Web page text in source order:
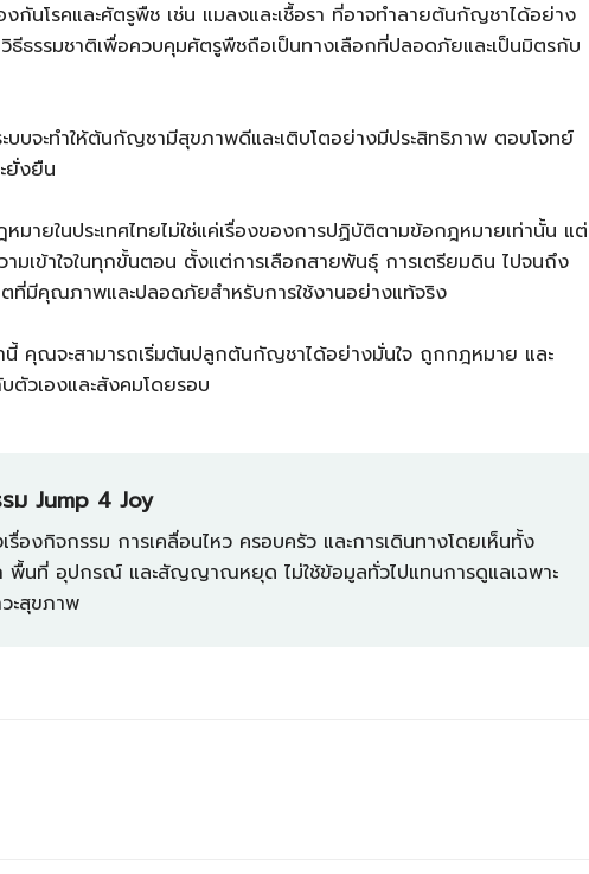
กันโรคและศัตรูพืช เช่น แมลงและเชื้อรา ที่อาจทำลายต้นกัญชาได้อย่าง
วิธีธรรมชาติเพื่อควบคุมศัตรูพืชถือเป็นทางเลือกที่ปลอดภัยและเป็นมิตรกับ
บบจะทำให้ต้นกัญชามีสุขภาพดีและเติบโตอย่างมีประสิทธิภาพ ตอบโจทย์
ยั่งยืน
ายในประเทศไทยไม่ใช่แค่เรื่องของการปฏิบัติตามข้อกฎหมายเท่านั้น แต่
มเข้าใจในทุกขั้นตอน ตั้งแต่การเลือกสายพันธุ์ การเตรียมดิน ไปจนถึง
ที่มีคุณภาพและปลอดภัยสำหรับการใช้งานอย่างแท้จริง
านี้ คุณจะสามารถเริ่มต้นปลูกต้นกัญชาได้อย่างมั่นใจ ถูกกฎหมาย และ
ตัวเองและสังคมโดยรอบ
ม Jump 4 Joy
เรื่องกิจกรรม การเคลื่อนไหว ครอบครัว และการเดินทางโดยเห็นทั้ง
พื้นที่ อุปกรณ์ และสัญญาณหยุด ไม่ใช้ข้อมูลทั่วไปแทนการดูแลเฉพาะ
ะสุขภาพ